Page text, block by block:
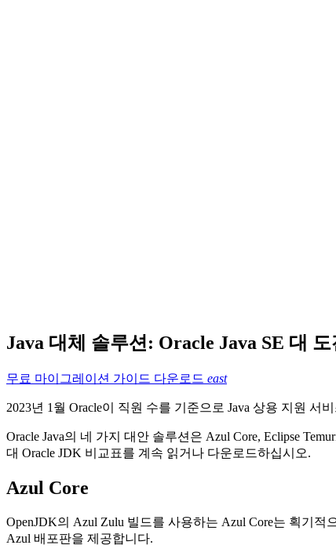
Java 대체 솔루션: Oracle Java SE 대
무료 마이그레이션 가이드 다운로드 east
2023년 1월 Oracle이 직원 수를 기준으로 Java 상용 지원
Oracle Java의 네 가지 대안 솔루션은 Azul Core, Eclipse
대 Oracle JDK 비교표를 계속 읽거나 다운로드하십시오.
Azul Core
OpenJDK의 Azul Zulu 빌드를 사용하는 Azul Core는 획기적
Azul 배포판을 제공합니다.